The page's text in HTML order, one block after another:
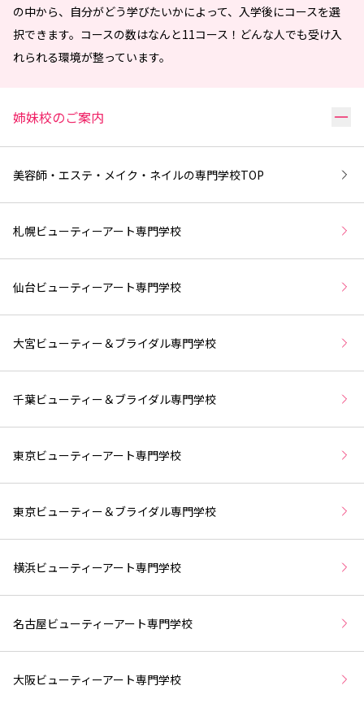
の中から、自分がどう学びたいかによって、入学後にコースを選
択できます。コースの数はなんと11コース！どんな人でも受け入
れられる環境が整っています。
姉妹校のご案内 リ
美容師・エステ・メイク・ネイルの専門学校TOP
札幌ビューティーアート専門学校
仙台ビューティーアート専門学校
大宮ビューティー＆ブライダル専門学校
千葉ビューティー＆ブライダル専門学校
東京ビューティーアート専門学校
東京ビューティー＆ブライダル専門学校
横浜ビューティーアート専門学校
名古屋ビューティーアート専門学校
大阪ビューティーアート専門学校